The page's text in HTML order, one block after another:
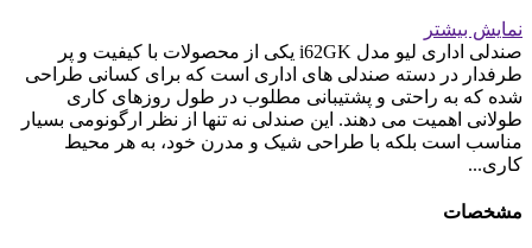
نمایش بیشتر
صندلی اداری لیو مدل i62GK یکی از محصولات با کیفیت و پر
طرفدار در دسته صندلی های اداری است که برای کسانی طراحی
شده که به راحتی و پشتیبانی مطلوب در طول روزهای کاری
طولانی اهمیت می دهند. این صندلی نه تنها از نظر ارگونومی بسیار
مناسب است بلکه با طراحی شیک و مدرن خود، به هر محیط
کاری...
مشخصات